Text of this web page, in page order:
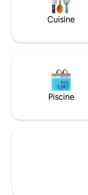
Cuisine
Piscine